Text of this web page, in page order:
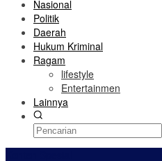
Nasional
Politik
Daerah
Hukum Kriminal
Ragam
lifestyle
Entertainmen
Lainnya